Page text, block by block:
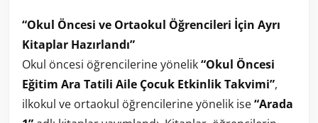
“Okul Öncesi ve Ortaokul Öğrencileri İçin Ayrı
Kitaplar Hazırlandı”
Okul öncesi öğrencilerine yönelik“Okul Öncesi
Eğitim Ara Tatili Aile Çocuk Etkinlik Takvimi”,
ilkokul ve ortaokul öğrencilerine yönelik ise“Arada